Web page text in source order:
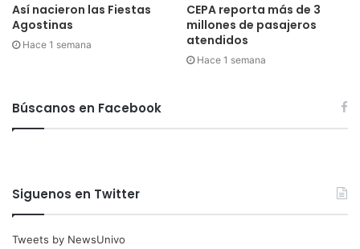
Así nacieron las Fiestas
Agostinas
Hace 1 semana
CEPA reporta más de 3
millones de pasajeros
atendidos
Hace 1 semana
Búscanos en Facebook
Siguenos en Twitter
Tweets by NewsUnivo